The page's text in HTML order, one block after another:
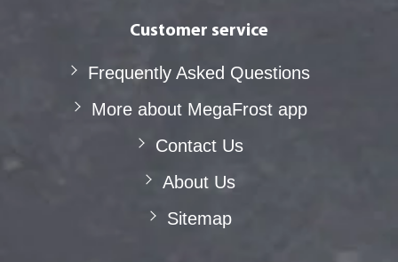
Customer service
Frequently Asked Questions
More about MegaFrost app
Contact Us
About Us
Sitemap